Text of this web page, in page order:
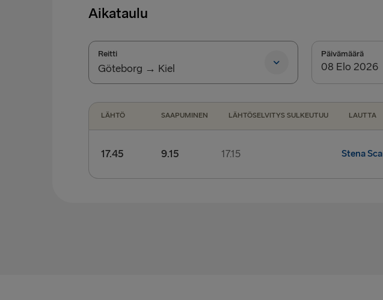
Aikataulu
Reitti
Göteborg → Kiel
Kiel → Göteborg
Päivämäärä
LÄHTÖ SAAPUMINEN LÄHTÖSELVITYS SULKEUTUU LAUTTA
17.45 9.15 17.15 Stena